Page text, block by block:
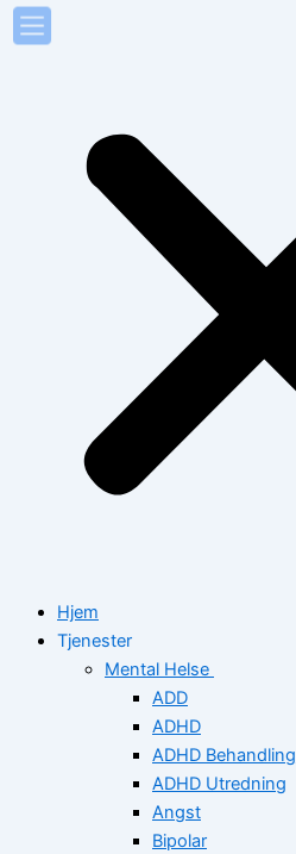
Hjem
Tjenester
Mental Helse
ADD
ADHD
ADHD Behandling
ADHD Utredning
Angst
Bipolar